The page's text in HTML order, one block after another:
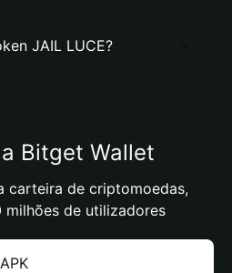
JAIL LUCE?
Bitget Wallet
carteira de criptomoedas,
de utilizadores